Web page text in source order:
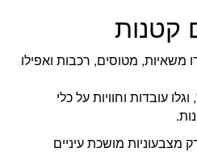
קטנות
משאיות, מטוסים, רכבות ואפילו
עובדות וחוויות על כלי
מצבעוניות מושכת עיניים